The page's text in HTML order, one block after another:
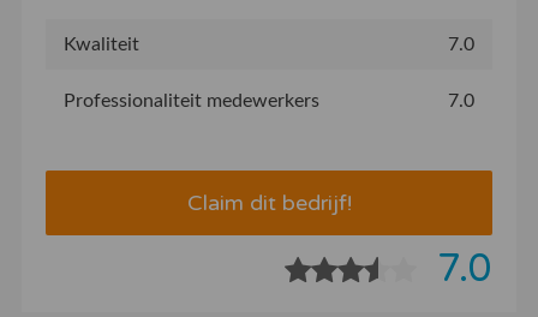
Kwaliteit 7.0
Professionaliteit medewerkers 7.0
Claim dit bedrijf!
7.0